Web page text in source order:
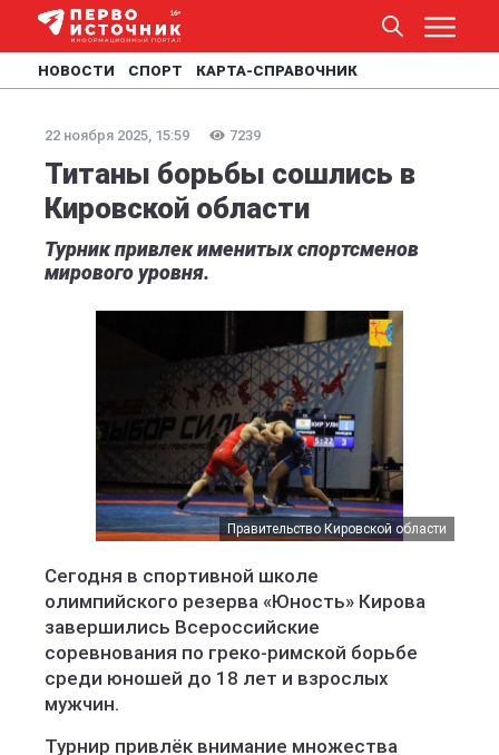
НОВОСТИ СПОРТ КАРТА-СПРАВОЧНИК
22 ноября 2025, 15:59 7239
Титаны борьбы сошлись в
Кировской области
Турник привлек именитых спортсменов
мирового уровня.
Правительство Кировской области
Сегодня в спортивной школе
олимпийского резерва «Юность» Кирова
завершились Всероссийские
соревнования по греко-римской борьбе
среди юношей до 18 лет и взрослых
мужчин.
Турнир привлёк внимание множества